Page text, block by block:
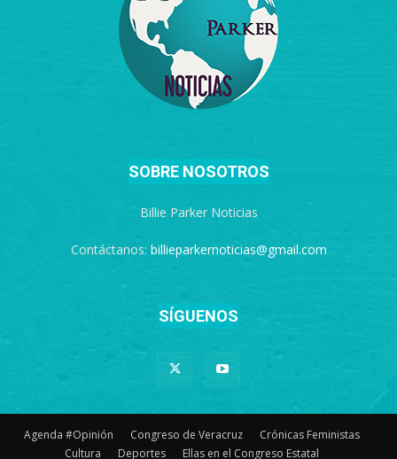
SOBRE NOSOTROS
Billie Parker Noticias
Contáctanos: billieparkernoticias@gmail.com
SÍGUENOS
Agenda #Opinión Congreso de Veracruz
Crónicas Feministas
Cultura
Deportes Ellas en el Congreso Estatal